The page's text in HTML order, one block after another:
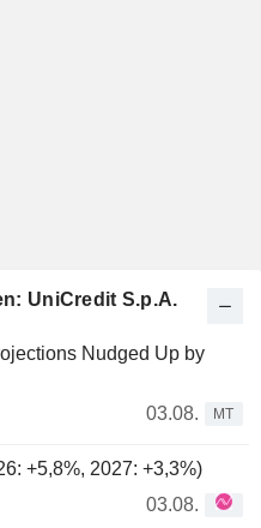
UniCredit S.p.A.
Nudged Up by
03.08.
MT
+5,8%, 2027: +3,3%)
03.08.